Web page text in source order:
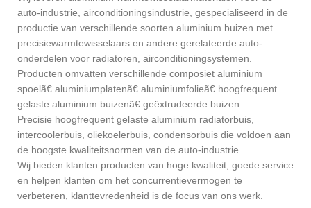
auto-industrie, airconditioningsindustrie, gespecialiseerd in de
productie van verschillende soorten aluminium buizen met
precisiewarmtewisselaars en andere gerelateerde auto-
onderdelen voor radiatoren, airconditioningsystemen.
Producten omvatten verschillende composiet aluminium
spoelã€ aluminiumplatenã€ aluminiumfolieã€ hoogfrequent
gelaste aluminium buizenã€ geëxtrudeerde buizen.
Precisie hoogfrequent gelaste aluminium radiatorbuis,
intercoolerbuis, oliekoelerbuis, condensorbuis die voldoen aan
de hoogste kwaliteitsnormen van de auto-industrie.
Wij bieden klanten producten van hoge kwaliteit, goede service
en helpen klanten om het concurrentievermogen te
verbeteren, klanttevredenheid is de focus van ons werk.